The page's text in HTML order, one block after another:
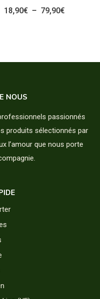
18,90€ – 79,90€Plage
NOUS
passionnés
produits sélectionnés par
l’amour que nous porte